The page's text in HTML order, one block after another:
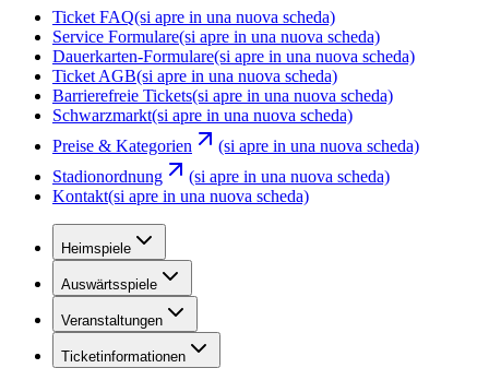
Ticket FAQ(si apre in una nuova scheda)
Service Formulare(si apre in una nuova scheda)
Dauerkarten-Formulare(si apre in una nuova scheda)
Ticket AGB(si apre in una nuova scheda)
Barrierefreie Tickets(si apre in una nuova scheda)
Schwarzmarkt(si apre in una nuova scheda)
Preise & Kategorien
(si apre in una nuova scheda)
Stadionordnung
(si apre in una nuova scheda)
Kontakt(si apre in una nuova scheda)
Heimspiele
Auswärtsspiele
Veranstaltungen
Ticketinformationen